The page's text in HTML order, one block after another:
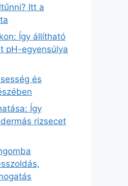
Itt a
Így állítható
pH-egyensúlya
és
Így
rizsecet